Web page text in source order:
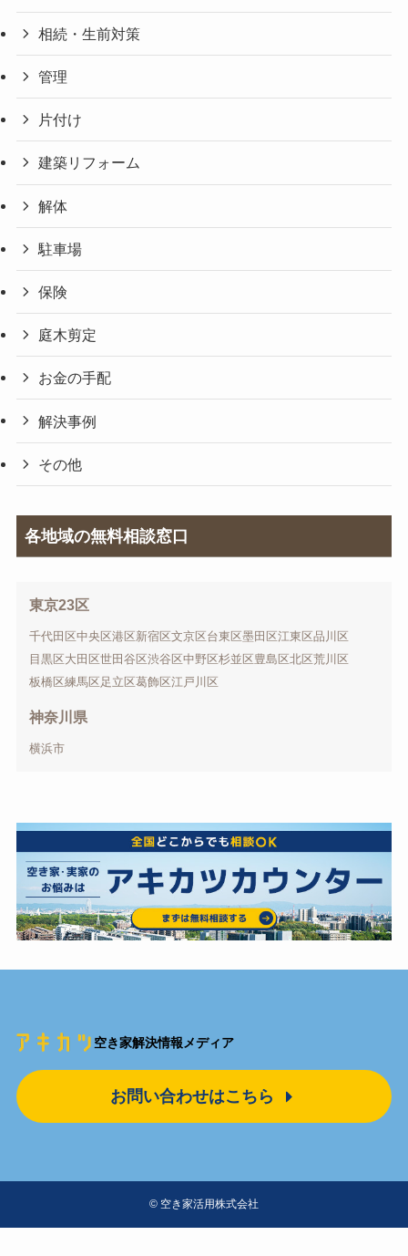
相続・生前対策
管理
片付け
建築リフォーム
解体
駐車場
保険
庭木剪定
お金の手配
解決事例
その他
各地域の無料相談窓口
東京23区
千代田区中央区港区新宿区文京区台東区墨田区江東区品川区
目黒区大田区世田谷区渋谷区中野区杉並区豊島区北区荒川区
板橋区練馬区 足立区葛飾区江戸川区
神奈川県
横浜市
空き家解決情報メディア
お問い合わせはこちら
© 空き家活用株式会社